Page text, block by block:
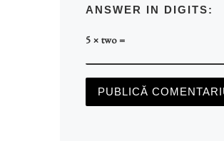
ANSWER IN DIGITS:
5 × two =